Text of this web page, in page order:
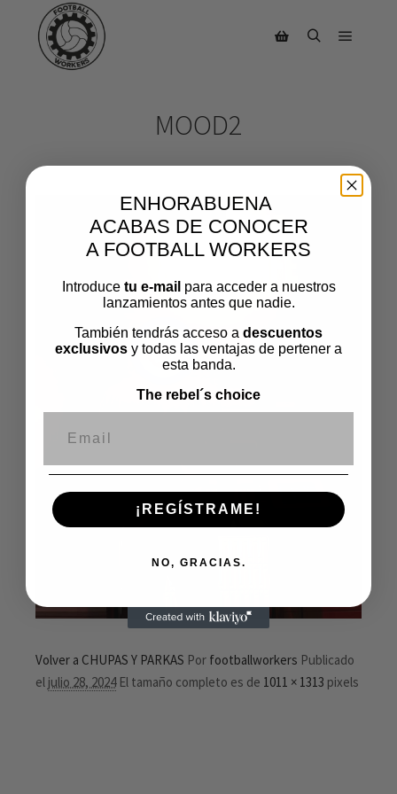
MOOD2
Volver a CHUPAS Y PARKAS Por footballworkers Publicado
el julio 28, 2024 El tamaño completo es de 1011 × 1313 pixels
ENHORABUENA
ACABAS DE CONOCER
A FOOTBALL WORKERS
Introduce tu e-mail para acceder a nuestros
lanzamientos antes que nadie.
También tendrás acceso a descuentos
exclusivos y todas las ventajas de pertener a
esta banda.
The rebel´s choice
¡REGÍSTRAME!
NO, GRACIAS.